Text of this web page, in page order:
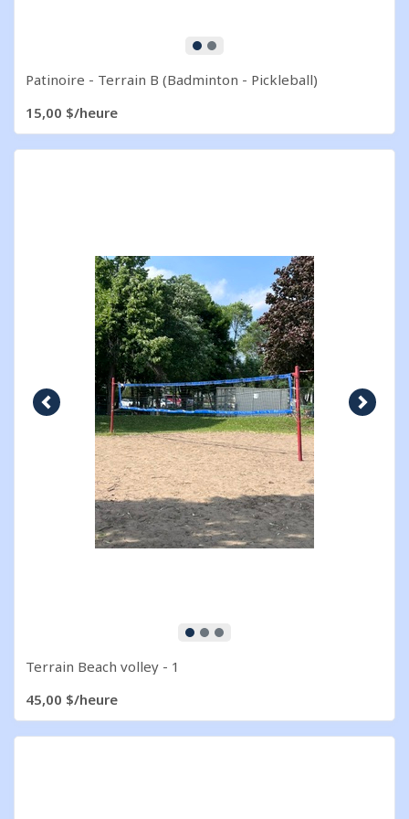
Patinoire - Terrain B (Badminton - Pickleball)
15,00 $/heure
Image précédente Image
Terrain Beach volley - 1
45,00 $/heure